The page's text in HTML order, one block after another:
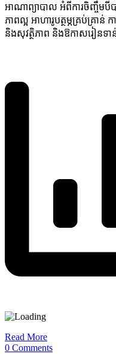
អាណាព្យាបាល អំពីការចិញ្ចឹមបីប
ភាពល្អ អាហារូបត្ថម្ភគ្រប់គ្រា
និងសុវត្ថិភាព និងឱកាសរៀនទា
Read More
0 Comments